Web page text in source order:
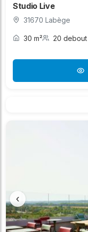
Studio Live
31670 Labège
30 m² 20 debout
‹